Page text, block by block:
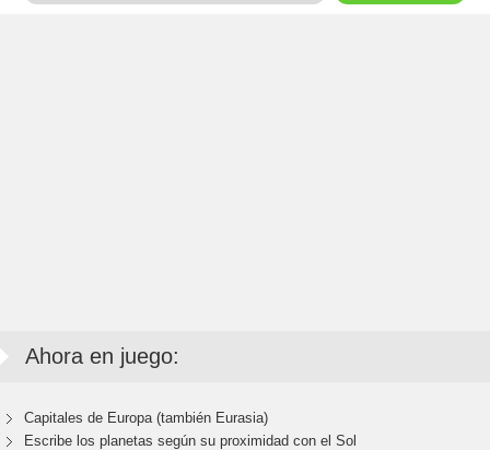
Ahora en juego:
Capitales de Europa (también Eurasia)
Escribe los planetas según su proximidad con el Sol